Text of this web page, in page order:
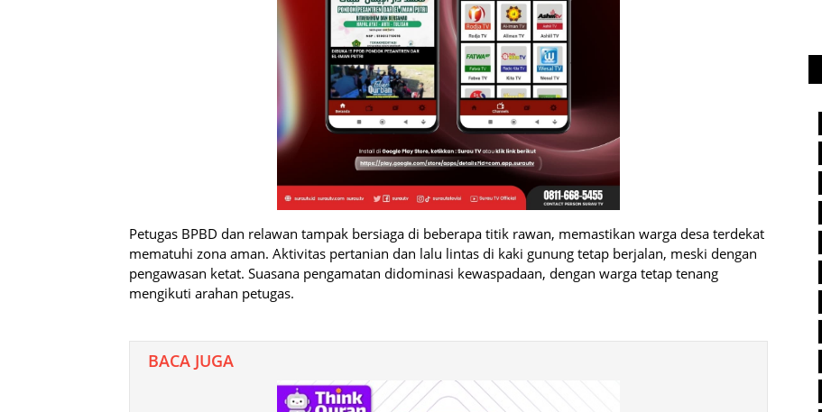
Petugas BPBD dan relawan tampak bersiaga di beberapa titik rawan, memastikan warga desa terdekat
mematuhi zona aman. Aktivitas pertanian dan lalu lintas di kaki gunung tetap berjalan, meski dengan
pengawasan ketat. Suasana pengamatan didominasi kewaspadaan, dengan warga tetap tenang
mengikuti arahan petugas.
BACA JUGA